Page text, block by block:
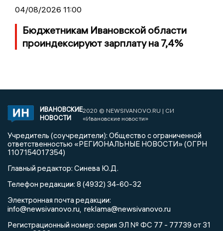
04/08/2026 11:00
Бюджетникам Ивановской области
проиндексируют зарплату на 7,4%
ИВАНОВСКИЕ
НОВОСТИ
2020 © NEWSIVANOVO.RU | СИ
«Ивановские новости»
Учредитель (соучредители): Общество с ограниченной
ответственностью «РЕГИОНАЛЬНЫЕ НОВОСТИ» (ОГРН
1107154017354)
Главный редактор: Синева Ю.Д.
Телефон редакции: 8 (4932) 34-60-32
Электронная почта редакции:
info@newsivanovo.ru, reklama@newsivanovo.ru
Регистрационный номер: серия ЭЛ № ФС 77 - 77739 от 31